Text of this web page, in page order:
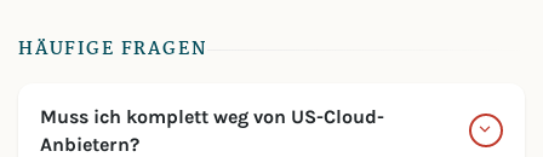
HÄUFIGE FRAGEN
Muss ich komplett weg von US-Cloud-
Anbietern?